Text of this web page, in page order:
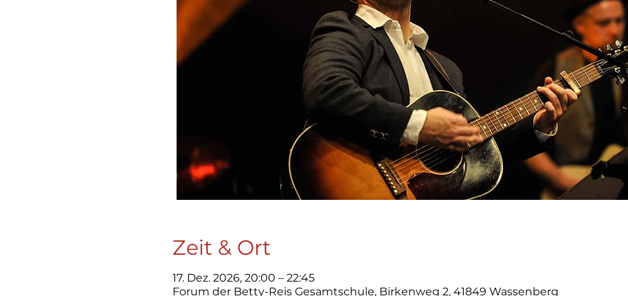
Zeit & Ort
17. Dez. 2026, 20:00 – 22:45
Forum der Betty-Reis Gesamtschule, Birkenweg 2, 41849 Wassenberg